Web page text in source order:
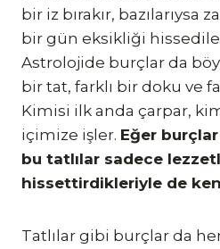
bir iz bırakır, bazılarıysa
bir gün eksikliği
Astrolojide burçlar da
bir tat, farklı bir doku ve
Kimisi ilk anda çarpar,
içimize işler. Eğer
bu tatlılar sadece
hissettirdikleriyle de
Tatlılar gibi burçlar da